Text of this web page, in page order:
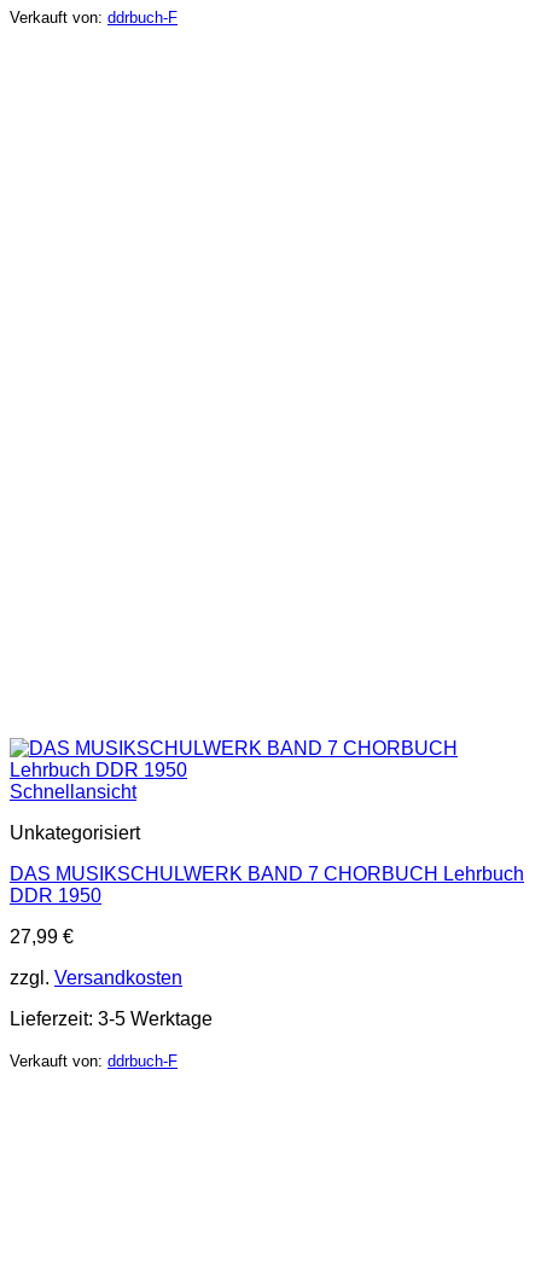
Verkauft von: ddrbuch-F
Schnellansicht
Unkategorisiert
DAS MUSIKSCHULWERK BAND 7 CHORBUCH Lehrbuch
DDR 1950
27,99 €
zzgl. Versandkosten
Lieferzeit: 3-5 Werktage
Verkauft von: ddrbuch-F